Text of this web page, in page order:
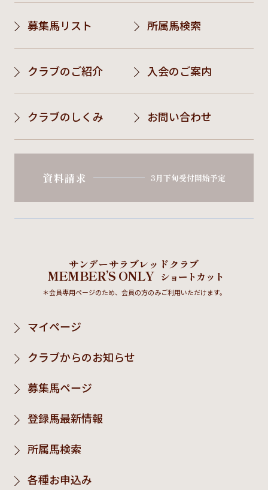
募集馬リスト 所属馬検索
クラブのご紹介 入会のご案内
クラブのしくみ お問い合わせ
資料請求 3月下旬受付開始予定
サンデーサラブレッドクラブ
MEMBER’S ONLY ショートカット
＊会員専用ページのため、会員の方のみご利用いただけます。
マイページ
クラブからのお知らせ
募集馬ページ
登録馬最新情報
所属馬検索
各種お申込み